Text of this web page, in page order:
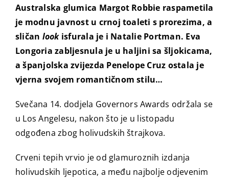
Australska glumica Margot Robbie raspametila
je modnu javnost u crnoj toaleti s prorezima, a
sličan lookisfurala je i Natalie Portman. Eva
Longoria zabljesnula je u haljini sa šljokicama,
a španjolska zvijezda Penelope Cruz ostala je
vjerna svojem romantičnom stilu…
Svečana 14. dodjela Governors Awards održala se
u Los Angelesu, nakon što je u listopadu
odgođena zbog holivudskih štrajkova.
Crveni tepih vrvio je od glamuroznih izdanja
holivudskih ljepotica, a među najbolje odjevenim